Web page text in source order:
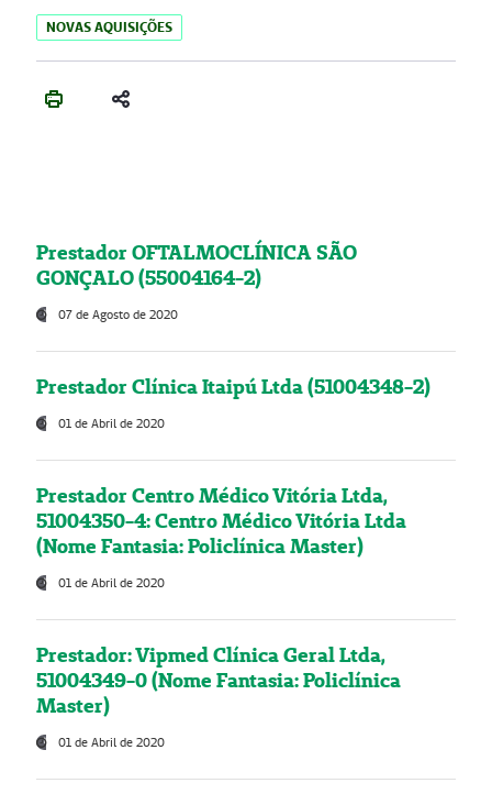
NOVAS AQUISIÇÕES
Prestador OFTALMOCLÍNICA SÃO
GONÇALO (55004164-2)
07 de Agosto de 2020
Prestador Clínica Itaipú Ltda (51004348-2)
01 de Abril de 2020
Prestador Centro Médico Vitória Ltda,
51004350-4: Centro Médico Vitória Ltda
(Nome Fantasia: Policlínica Master)
01 de Abril de 2020
Prestador: Vipmed Clínica Geral Ltda,
51004349-0 (Nome Fantasia: Policlínica
Master)
01 de Abril de 2020